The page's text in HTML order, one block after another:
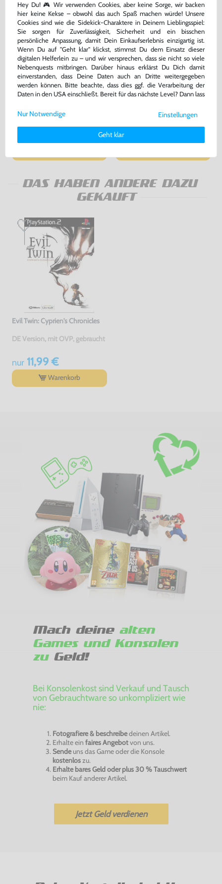
Original USB Ladekabel Adapter
gebraucht
Konsole Slim & Lite 3000er
nur
DAS HABEN ANDERE DAZU
GEKAUFT
Evil Twin: Cyprien's Chronicles
DE Version, mit OVP, gebraucht
nur11,99 €
Warenkorb
Mach deine alten
Games und Konsolen
zuGeld!
Bei Konsolenkost sind Verkauf und Tausch
von Gebrauchtware so unkompliziert wie
nie:
Fotografiere & beschreibedeinen Artikel.
Erhalte ein faires Angebotvon uns.
Sendeuns das Game oder die Konsole
kostenloszu.
Erhalte bares Geld oder plus 30 % Tauschwert
beim Kauf anderer Artikel.
Jetzt Geld verdienen
Hey Du! 🎮 Wir verwenden Cookies, aber keine Sorge, wir backen
hier keine Kekse – obwohl das auch Spaß machen würde! Unsere
Cookies sind wie die Sidekick-Charaktere in Deinem Lieblingsspiel:
Sie sorgen für Zuverlässigkeit, Sicherheit und ein bisschen
persönliche Anpassung, damit Dein Einkaufserlebnis einzigartig ist.
Wenn Du auf "Geht klar" klickst, stimmst Du dem Einsatz dieser
digitalen Helferlein zu – und wir versprechen, dass sie nicht so viele
Nebenquests mitbringen. Darüber hinaus erklärst Du Dich damit
einverstanden, dass Deine Daten auch an Dritte weitergegeben
werden können. Bitte beachte, dass dies ggf. die Verarbeitung der
Daten in den USA einschließt. Bereit für das nächste Level? Dann lass
Weitere Informationen zu den von uns verwendeten Cookies und
Deinen Rechten als Nutzer findest Du in unsererDaten­schutz­
Impressum.
Einstellungen
Geht klar
Nur Notwendige